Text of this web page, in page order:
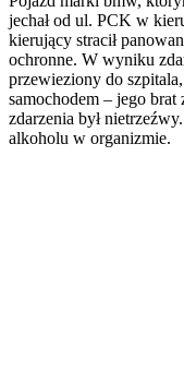
jechał od ul. PCK w
kierujący stracił
ochronne. W wyniku
przewieziony do
samochodem – jego
zdarzenia był
alkoholu w organizmie.